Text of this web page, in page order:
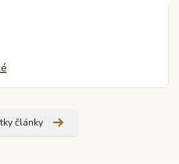
články